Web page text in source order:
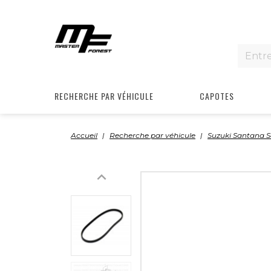
RECHERCHE PAR VÉHICULE CAPOTES
Accueil Recherche par véhicule Suzuki Santana
